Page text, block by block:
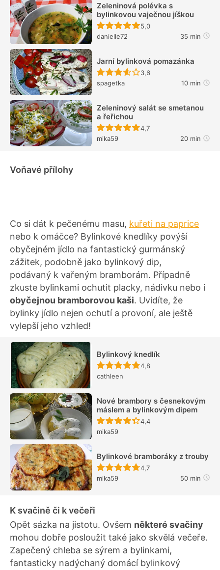
Zeleninová polévka s
bylinkovou vaječnou jíškou
Recept ještě nebyl
5,0
danielle72
35 min
Jarní bylinková pomazánka
Recept ještě nebyl
3,6
spagetka
10 min
Zeleninový salát se smetanou
a řeřichou
Recept ještě nebyl
4,7
mika59
20 min
Voňavé přílohy
Co si dát k pečenému masu, kuřeti na paprice
nebo k omáčce? Bylinkové knedlíky povýší
obyčejném jídlo na fantastický gurmánský
zážitek, podobně jako bylinkový dip,
podávaný k vařeným bramborám. Případně
zkuste bylinkami ochutit placky, nádivku nebo i
obyčejnou bramborovou kaši. Uvidíte, že
bylinky jídlo nejen ochutí a provoní, ale ještě
vylepší jeho vzhled!
Bylinkový knedlík
Recept ještě nebyl
4,8
cathleen
Nové brambory s česnekovým
máslem a bylinkovým dipem
Recept ještě nebyl
4,4
mika59
Bylinkové bramboráky z trouby
Recept ještě nebyl
4,7
mika59
50 min
K svačině či k večeři
Opět sázka na jistotu. Ovšem některé svačiny
mohou dobře posloužit také jako skvělá večeře.
Zapečený chleba se sýrem a bylinkami,
fantasticky nadýchaný domácí bylinkový